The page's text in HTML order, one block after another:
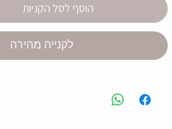
הוסף לסל הקניות
לקנייה מהירה